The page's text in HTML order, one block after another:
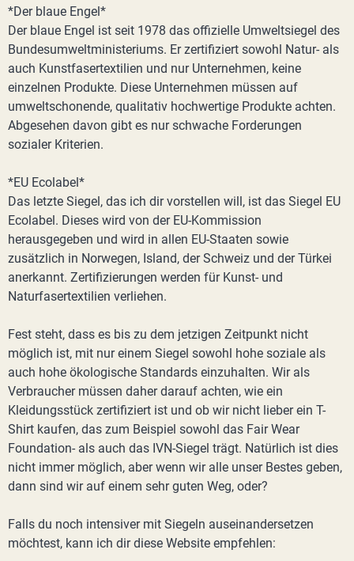
*Der blaue Engel*
Der blaue Engel ist seit 1978 das offizielle Umweltsiegel des
Bundesumweltministeriums. Er zertifiziert sowohl Natur- als
auch Kunstfasertextilien und nur Unternehmen, keine
einzelnen Produkte. Diese Unternehmen müssen auf
umweltschonende, qualitativ hochwertige Produkte achten.
Abgesehen davon gibt es nur schwache Forderungen
sozialer Kriterien.
*EU Ecolabel*
Das letzte Siegel, das ich dir vorstellen will, ist das Siegel EU
Ecolabel. Dieses wird von der EU-Kommission
herausgegeben und wird in allen EU-Staaten sowie
zusätzlich in Norwegen, Island, der Schweiz und der Türkei
anerkannt. Zertifizierungen werden für Kunst- und
Naturfasertextilien verliehen.
Fest steht, dass es bis zu dem jetzigen Zeitpunkt nicht
möglich ist, mit nur einem Siegel sowohl hohe soziale als
auch hohe ökologische Standards einzuhalten. Wir als
Verbraucher müssen daher darauf achten, wie ein
Kleidungsstück zertifiziert ist und ob wir nicht lieber ein T-
Shirt kaufen, das zum Beispiel sowohl das Fair Wear
Foundation- als auch das IVN-Siegel trägt. Natürlich ist dies
nicht immer möglich, aber wenn wir alle unser Bestes geben,
dann sind wir auf einem sehr guten Weg, oder?
Falls du noch intensiver mit Siegeln auseinandersetzen
möchtest, kann ich dir diese Website empfehlen: